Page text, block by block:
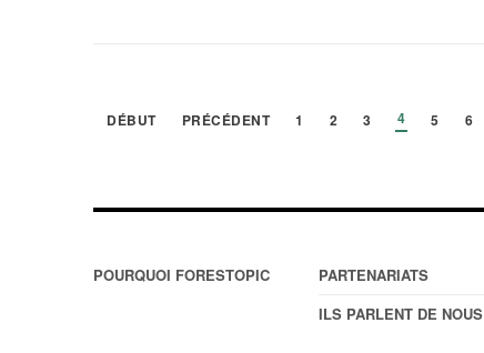
DÉBUT PRÉCÉDENT 1 2 3 4 5 6
POURQUOI FORESTOPIC
PARTENARIATS
ILS PARLENT DE NOUS